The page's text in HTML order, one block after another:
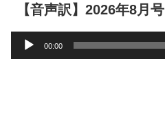
【音声訳】2026年8月号
声
00:00